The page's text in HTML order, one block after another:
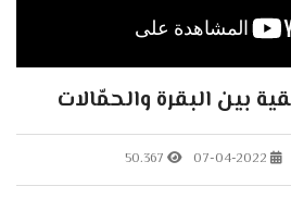
بين البقرة والحمّالات
07-04-2022
50.367